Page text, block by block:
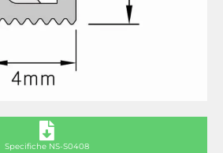
Specifiche NS-S0408